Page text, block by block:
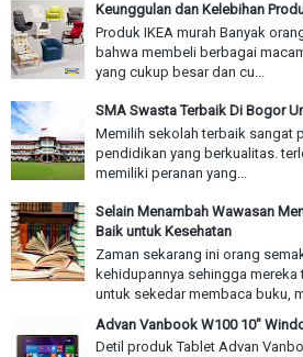
Keunggulan dan Kelebihan
Produk IKEA murah Banyak
bahwa membeli berbagai
yang cukup besar dan cu...
SMA Swasta Terbaik Di Bogor
Memilih sekolah terbaik sangat
pendidikan yang berkualitas.
memiliki peranan yang...
Selain Menambah Wawasan
Baik untuk Kesehatan
Zaman sekarang ini orang
kehidupannya sehingga
untuk sekedar membaca buku,
Advan Vanbook W100 10"
Detil produk Tablet Advan